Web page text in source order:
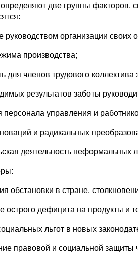
две группы факторов,
руководством организации
производства;
для членов трудового коллектива
результатов заботы
персонала управления и
и радикальных
деятельность неформальных
обстановки в стране,
острого дефицита на продукты и
льгот в новых
правовой и социальной защиты